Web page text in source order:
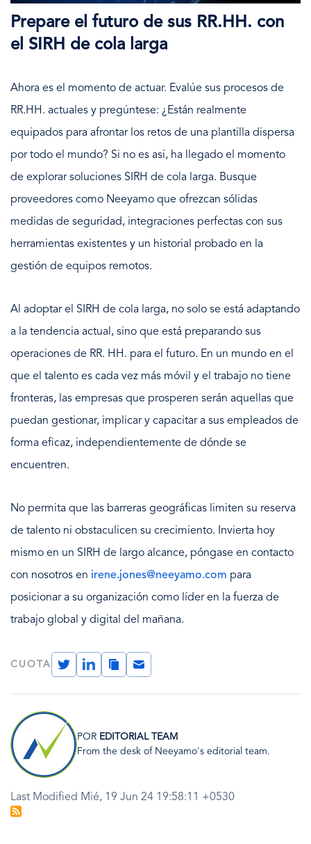
Prepare el futuro de sus RR.HH. con
el SIRH de cola larga
Ahora es el momento de actuar. Evalúe sus procesos de
RR.HH. actuales y pregúntese: ¿Están realmente
equipados para afrontar los retos de una plantilla dispersa
por todo el mundo? Si no es así, ha llegado el momento
de explorar soluciones SIRH de cola larga. Busque
proveedores como Neeyamo que ofrezcan sólidas
medidas de seguridad, integraciones perfectas con sus
herramientas existentes y un historial probado en la
gestión de equipos remotos.
Al adoptar el SIRH de cola larga, no solo se está adaptando
a la tendencia actual, sino que está preparando sus
operaciones de RR. HH. para el futuro. En un mundo en el
que el talento es cada vez más móvil y el trabajo no tiene
fronteras, las empresas que prosperen serán aquellas que
puedan gestionar, implicar y capacitar a sus empleados de
forma eficaz, independientemente de dónde se
encuentren.
No permita que las barreras geográficas limiten su reserva
de talento ni obstaculicen su crecimiento. Invierta hoy
mismo en un SIRH de largo alcance, póngase en contacto
con nosotros en irene.jones@neeyamo.com para
posicionar a su organización como líder en la fuerza de
trabajo global y digital del mañana.
CUOTA
TwitterLinkedInCopy
Link
Email
Imagen
POR EDITORIAL TEAM
From the desk of Neeyamo's editorial team.
Last Modified Mié, 19 Jun 24 19:58:11 +0530